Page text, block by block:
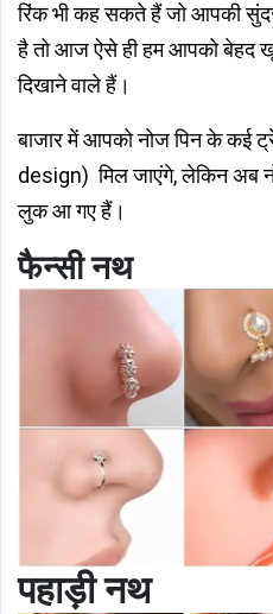
रिंक भी कह सकते हैं जो आपकी
है तो आज ऐसे ही हम आपको बेहद
दिखाने वाले हैं।
बाजार में आपको नोज पिन के कई
design) मिल जाएंगे, लेकिन अब
लुक आ गए हैं।
फैन्सी नथ
पहाड़ी नथ